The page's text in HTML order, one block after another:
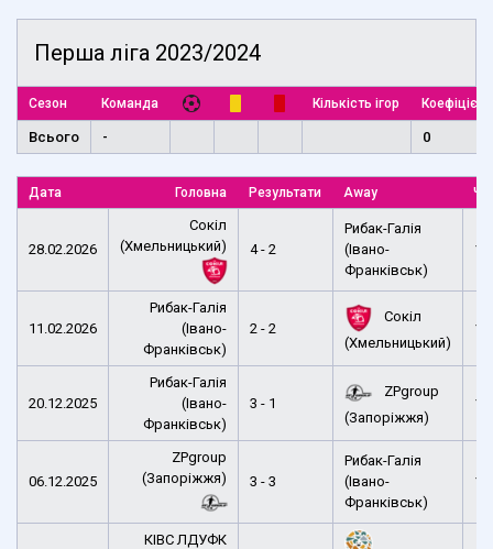
Перша ліга 2023/2024
Сезон Команда Кількість ігор
Всього - 0
Дата Головна Результати Away
28.02.2026
Сокіл
(Хмельницький)
4 - 2
Рибак-Галія
(Івано-
Франківськ)
11.02.2026
Рибак-Галія
(Івано-
Франківськ)
2 - 2
Сокіл
(Хмельницький)
20.12.2025
Рибак-Галія
(Івано-
Франківськ)
3 - 1
ZPgroup
(Запоріжжя)
06.12.2025
ZPgroup
(Запоріжжя)
3 - 3
Рибак-Галія
(Івано-
Франківськ)
КІВС ЛДУФК